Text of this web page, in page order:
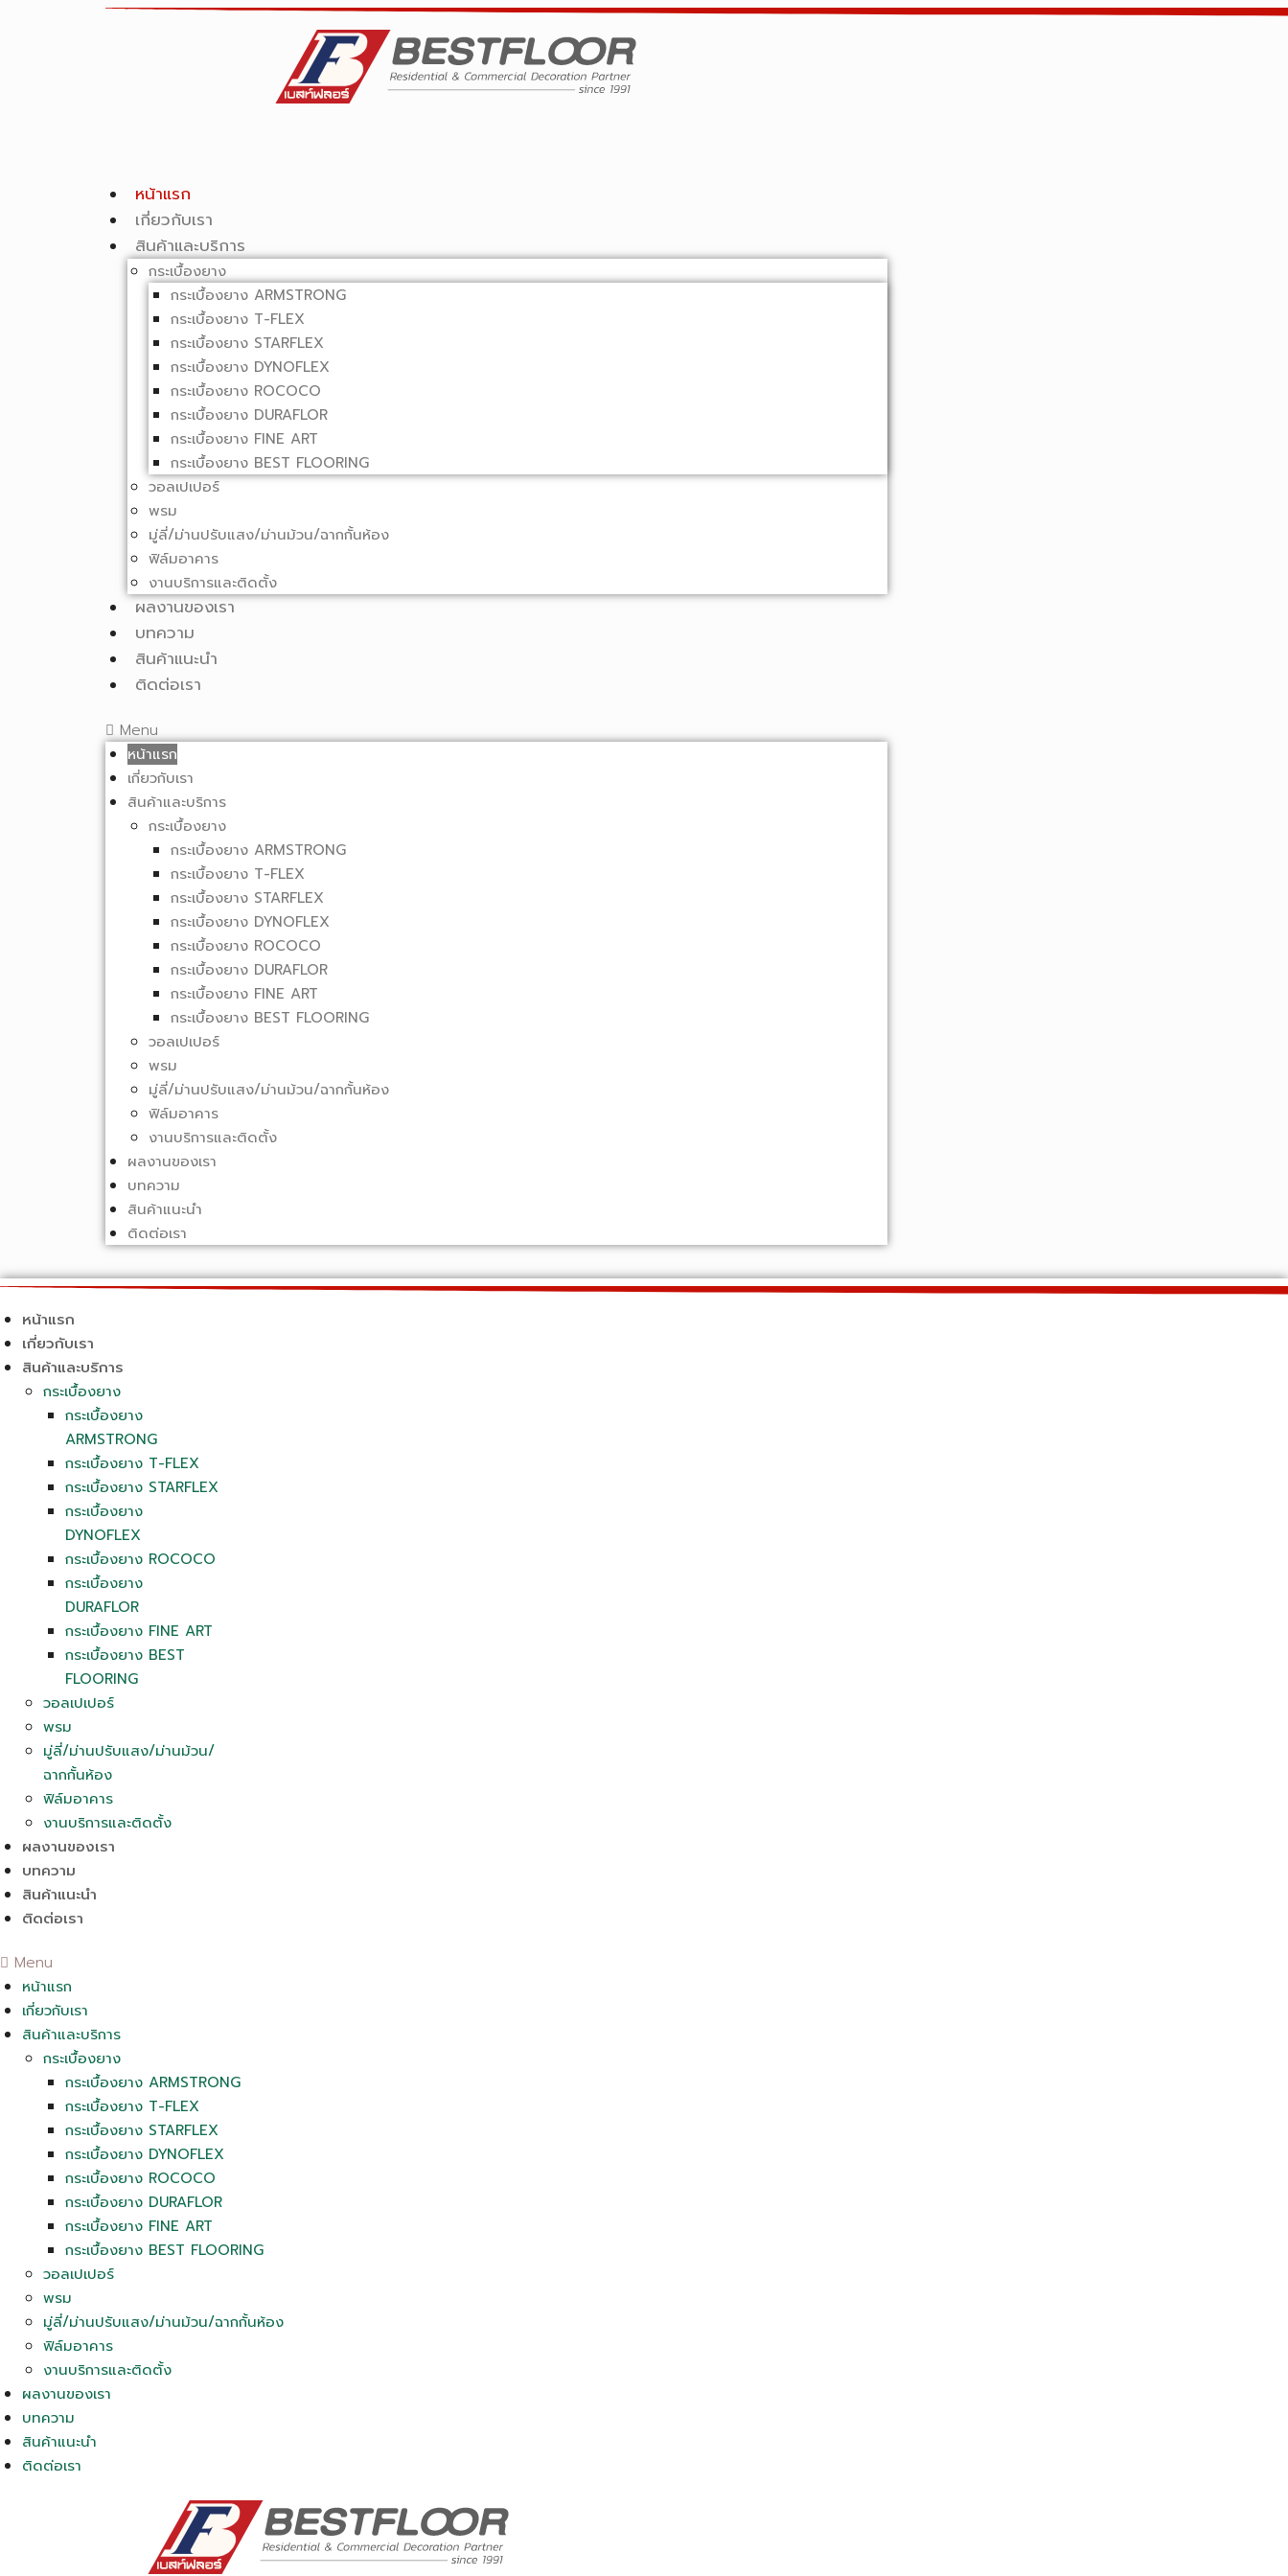
หน้าแรก
เกี่ยวกับเรา
สินค้าและบริการ
กระเบื้องยาง
กระเบื้องยาง ARMSTRONG
กระเบื้องยาง T-FLEX
กระเบื้องยาง STARFLEX
กระเบื้องยาง DYNOFLEX
กระเบื้องยาง ROCOCO
กระเบื้องยาง DURAFLOR
กระเบื้องยาง FINE ART
กระเบื้องยาง BEST FLOORING
วอลเปเปอร์
พรม
มู่ลี่/ม่านปรับแสง/ม่านม้วน/ฉากกั้นห้อง
ฟิล์มอาคาร
งานบริการและติดตั้ง
ผลงานของเรา
บทความ
สินค้าแนะนำ
ติดต่อเรา
Menu
หน้าแรก
เกี่ยวกับเรา
สินค้าและบริการ
กระเบื้องยาง
กระเบื้องยาง ARMSTRONG
กระเบื้องยาง T-FLEX
กระเบื้องยาง STARFLEX
กระเบื้องยาง DYNOFLEX
กระเบื้องยาง ROCOCO
กระเบื้องยาง DURAFLOR
กระเบื้องยาง FINE ART
กระเบื้องยาง BEST FLOORING
วอลเปเปอร์
พรม
มู่ลี่/ม่านปรับแสง/ม่านม้วน/ฉากกั้นห้อง
ฟิล์มอาคาร
งานบริการและติดตั้ง
ผลงานของเรา
บทความ
สินค้าแนะนำ
ติดต่อเรา
หน้าแรก
เกี่ยวกับเรา
สินค้าและบริการ
กระเบื้องยาง
กระเบื้องยาง
ARMSTRONG
กระเบื้องยาง T-FLEX
กระเบื้องยาง STARFLEX
กระเบื้องยาง
DYNOFLEX
กระเบื้องยาง ROCOCO
กระเบื้องยาง
DURAFLOR
กระเบื้องยาง FINE ART
กระเบื้องยาง BEST
FLOORING
วอลเปเปอร์
พรม
มู่ลี่/ม่านปรับแสง/ม่านม้วน/
ฉากกั้นห้อง
ฟิล์มอาคาร
งานบริการและติดตั้ง
ผลงานของเรา
บทความ
สินค้าแนะนำ
ติดต่อเรา
Menu
หน้าแรก
เกี่ยวกับเรา
สินค้าและบริการ
กระเบื้องยาง
กระเบื้องยาง ARMSTRONG
กระเบื้องยาง T-FLEX
กระเบื้องยาง STARFLEX
กระเบื้องยาง DYNOFLEX
กระเบื้องยาง ROCOCO
กระเบื้องยาง DURAFLOR
กระเบื้องยาง FINE ART
กระเบื้องยาง BEST FLOORING
วอลเปเปอร์
พรม
มู่ลี่/ม่านปรับแสง/ม่านม้วน/ฉากกั้นห้อง
ฟิล์มอาคาร
งานบริการและติดตั้ง
ผลงานของเรา
บทความ
สินค้าแนะนำ
ติดต่อเรา